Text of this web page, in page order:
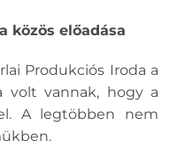
közös előadása
Produkciós Iroda a
volt vannak, hogy a
A legtöbben nem